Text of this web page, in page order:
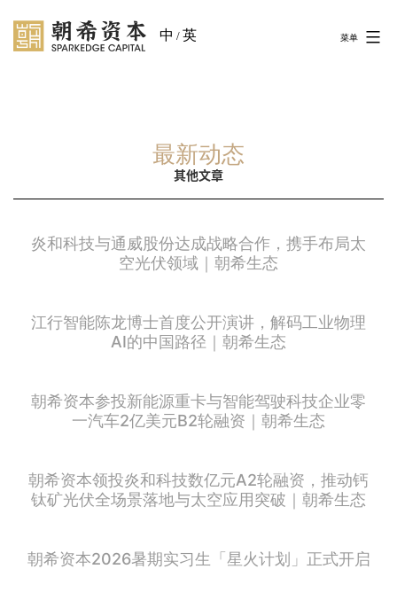
菜单
中 / 英
最新动态
其他文章
炎和科技与通威股份达成战略合作，携手布局太
空光伏领域｜朝希生态
江行智能陈龙博士首度公开演讲，解码工业物理
AI的中国路径｜朝希生态
朝希资本参投新能源重卡与智能驾驶科技企业零
一汽车2亿美元B2轮融资｜朝希生态
朝希资本领投炎和科技数亿元A2轮融资，推动钙
钛矿光伏全场景落地与太空应用突破｜朝希生态
朝希资本2026暑期实习生「星火计划」正式开启